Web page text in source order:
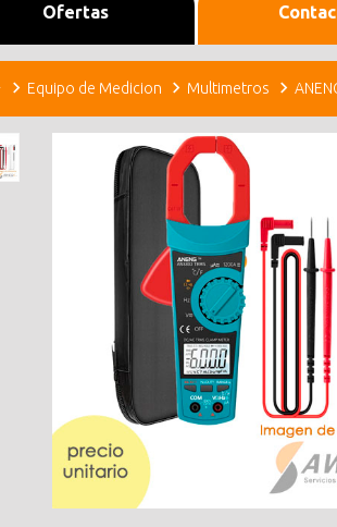
Ofertas
Equipo de Medicion Multimetros